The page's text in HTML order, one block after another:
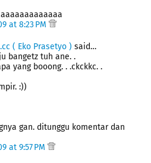
at 8:23 PM
( Eko Prasetyo ) said…
bangetz tuh ane. .
yang booong. . .ckckkc. .
:))
gan. ditunggu komentar dan
at 9:57 PM